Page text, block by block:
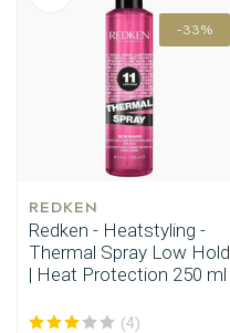
Haarstyling
-33%
REDKEN
Redken - Heatstyling -
Thermal Spray Low Hold
| Heat Protection 250 ml
(4)